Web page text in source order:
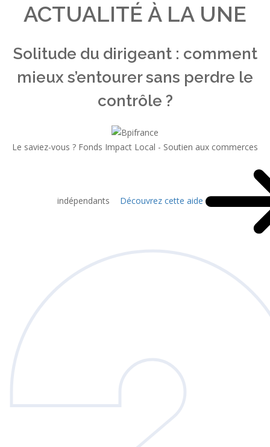
ACTUALITÉ À LA UNE
Solitude du dirigeant : comment
mieux s’entourer sans perdre le
contrôle ?
Le saviez-vous ? Fonds Impact Local - Soutien aux commerces
indépendants Découvrez cette aide